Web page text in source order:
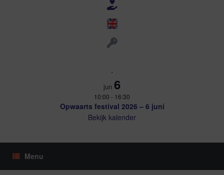
.
jun 6
10:00 - 16:30
Opwaarts festival 2026 – 6 juni
Bekijk kalender
Menu